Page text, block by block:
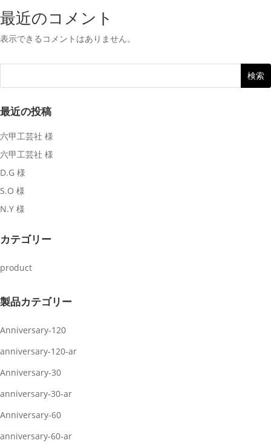
最近のコメント
表示できるコメントはありません。
最近の投稿
六甲工芸社 様
六甲工芸社 様
D.G 様
S.O 様
N.Y 様
カテゴリー
product
製品カテゴリー
Anniversary-120
anniversary-120-ar
Anniversary-30
anniversary-30-ar
Anniversary-60
anniversary-60-ar